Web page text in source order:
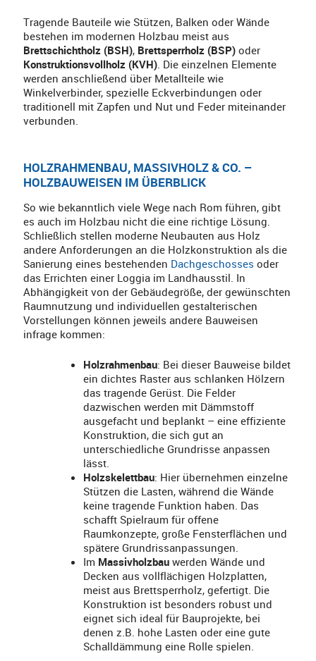
Tragende Bauteile wie Stützen, Balken oder Wände
bestehen im modernen Holzbau meist aus
Brettschichtholz (BSH), Brettsperrholz (BSP) oder
Konstruktionsvollholz (KVH). Die einzelnen Elemente
werden anschließend über Metallteile wie
Winkelverbinder, spezielle Eckverbindungen oder
traditionell mit Zapfen und Nut und Feder miteinander
verbunden.
HOLZRAHMENBAU, MASSIVHOLZ & CO. –
HOLZBAUWEISEN IM ÜBERBLICK
So wie bekanntlich viele Wege nach Rom führen, gibt
es auch im Holzbau nicht die eine richtige Lösung.
Schließlich stellen moderne Neubauten aus Holz
andere Anforderungen an die Holzkonstruktion als die
Sanierung eines bestehenden Dachgeschosses oder
das Errichten einer Loggia im Landhausstil. In
Abhängigkeit von der Gebäudegröße, der gewünschten
Raumnutzung und individuellen gestalterischen
Vorstellungen können jeweils andere Bauweisen
infrage kommen:
Holzrahmenbau: Bei dieser Bauweise bildet
ein dichtes Raster aus schlanken Hölzern
das tragende Gerüst. Die Felder
dazwischen werden mit Dämmstoff
ausgefacht und beplankt – eine effiziente
Konstruktion, die sich gut an
unterschiedliche Grundrisse anpassen
lässt.
Holzskelettbau: Hier übernehmen einzelne
Stützen die Lasten, während die Wände
keine tragende Funktion haben. Das
schafft Spielraum für offene
Raumkonzepte, große Fensterflächen und
spätere Grundrissanpassungen.
Im Massivholzbau werden Wände und
Decken aus vollflächigen Holzplatten,
meist aus Brettsperrholz, gefertigt. Die
Konstruktion ist besonders robust und
eignet sich ideal für Bauprojekte, bei
denen z.B. hohe Lasten oder eine gute
Schalldämmung eine Rolle spielen.